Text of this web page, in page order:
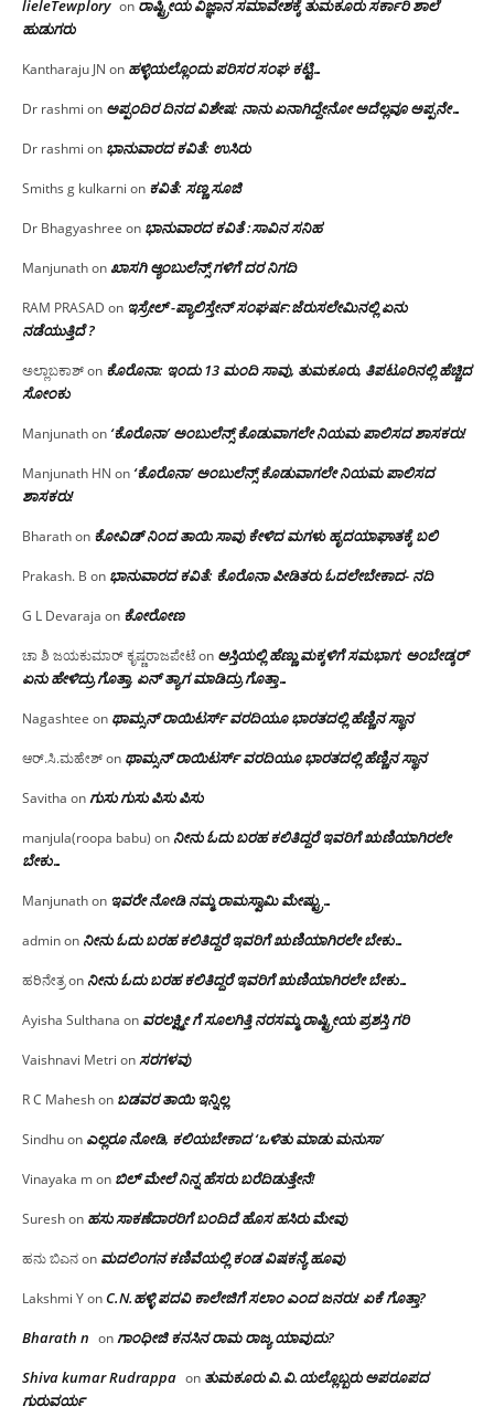
lieleTewplory on ರಾಷ್ಟ್ರೀಯ ವಿಜ್ಞಾನ ಸಮಾವೇಶಕ್ಕೆ‌ ತುಮಕೂರು ಸರ್ಕಾರಿ ಶಾಲೆ
ಹುಡುಗರು
Kantharaju JN on ಹಳ್ಳಿಯಲ್ಲೊಂದು ಪರಿಸರ ಸಂಘ ಕಟ್ಟಿ…
Dr rashmi on ಅಪ್ಪಂದಿರ ದಿನದ ವಿಶೇಷ: ನಾನು ಏನಾಗಿದ್ದೇನೋ‌ ಅದೆಲ್ಲವೂ ಅಪ್ಪನೇ…
Dr rashmi on ಭಾನುವಾರದ ಕವಿತೆ: ಉಸಿರು
Smiths g kulkarni on ಕವಿತೆ: ಸಣ್ಣ ಸೂಜಿ
Dr Bhagyashree on ಭಾನುವಾರದ ಕವಿತೆ :ಸಾವಿನ ಸನಿಹ
Manjunathonಖಾಸಗಿ ಆ್ಯಂಬುಲೆನ್ಸ್ ಗಳಿಗೆ ದರ ನಿಗದಿ
RAM PRASAD on ಇಸ್ರೇಲ್ -ಪ್ಯಾಲಿಸ್ತೇನ್ ಸಂಘರ್ಷ:ಜೆರುಸಲೇಮಿನಲ್ಲಿ ಏನು
ನಡೆಯುತ್ತಿದೆ ?
ಅಲ್ಲಾಬಕಾಶ್on ಕೊರೊನಾ: ಇಂದು 13 ಮಂದಿ ಸಾವು, ತುಮಕೂರು, ತಿಪಟೂರಿನಲ್ಲಿ ಹೆಚ್ಚಿದ
ಸೋಂಕು
Manjunathon ‘ಕೊರೊನಾ’ ಅಂಬುಲೆನ್ಸ್ ಕೊಡುವಾಗಲೇ ನಿಯಮ ಪಾಲಿಸದ ಶಾಸಕರು!
Manjunath HN on ‘ಕೊರೊನಾ’ ಅಂಬುಲೆನ್ಸ್ ಕೊಡುವಾಗಲೇ ನಿಯಮ ಪಾಲಿಸದ
ಶಾಸಕರು!
Bharathon ಕೋವಿಡ್ ನಿಂದ ತಾಯಿ ಸಾವು ಕೇಳಿದ ಮಗಳು ಹೃದಯಾಘಾತಕ್ಕೆ ಬಲಿ
Prakash. B on ಭಾನುವಾರದ ಕವಿತೆ: ಕೊರೊನಾ ಪೀಡಿತರು ಓದಲೇಬೇಕಾದ- ನದಿ
G L Devaraja on ಕೋರೋಣ
ಚಾ ಶಿ ಜಯಕುಮಾರ್ ಕೃಷ್ಣರಾಜಪೇಟೆon ಆಸ್ತಿಯಲ್ಲಿ ಹೆಣ್ಣು ಮಕ್ಕಳಿಗೆ ಸಮಭಾಗ; ಅಂಬೇಡ್ಕರ್
ಏನು ಹೇಳಿದ್ರು ಗೊತ್ತಾ, ಏನ್ ತ್ಯಾಗ ಮಾಡಿದ್ರು ಗೊತ್ತಾ…
Nagashtee on ಥಾಮ್ಸನ್ ರಾಯಿಟರ್ಸ್ ವರದಿಯೂ ಭಾರತದಲ್ಲಿ ಹೆಣ್ಣಿನ ಸ್ಥಾನ‌
ಆರ್.ಸಿ.ಮಹೇಶ್on ಥಾಮ್ಸನ್ ರಾಯಿಟರ್ಸ್ ವರದಿಯೂ ಭಾರತದಲ್ಲಿ ಹೆಣ್ಣಿನ ಸ್ಥಾನ‌
Savitha onಗುಸು ಗುಸು ಪಿಸು ಪಿಸು
manjula(roopa babu) on ನೀನು ಓದು ಬರಹ ಕಲಿತಿದ್ದರೆ ಇವರಿಗೆ ಋಣಿಯಾಗಿರಲೇ
ಬೇಕು…
Manjunathon ಇವರೇ‌ ನೋಡಿ‌ ನಮ್ಮ‌ ರಾಮಸ್ವಾಮಿ ಮೇಷ್ಟ್ರು…
adminon ನೀನು ಓದು ಬರಹ ಕಲಿತಿದ್ದರೆ ಇವರಿಗೆ ಋಣಿಯಾಗಿರಲೇ ಬೇಕು…
ಹರಿನೇತ್ರon ನೀನು ಓದು ಬರಹ ಕಲಿತಿದ್ದರೆ ಇವರಿಗೆ ಋಣಿಯಾಗಿರಲೇ ಬೇಕು…
Ayisha Sulthana on ವರಲಕ್ಷ್ಮೀ ಗೆ ಸೂಲಗಿತ್ತಿ ನರಸಮ್ಮ‌ ರಾಷ್ಟ್ರೀಯ ಪ್ರಶಸ್ತಿ ಗರಿ
Vaishnavi Metri onಸರಗಳವು
R C Maheshon ಬಡವರ ತಾಯಿ ಇನ್ನಿಲ್ಲ
Sindhuon ಎಲ್ಲರೂ ನೋಡಿ, ಕಲಿಯಬೇಕಾದ ‘ಒಳಿತು ಮಾಡು ಮನುಸಾ’
Vinayaka mon ಬಿಲ್ ಮೇಲೆ ನಿನ್ನ ಹೆಸರು ಬರೆದಿಡುತ್ತೇನೆ!
Sureshon ಹಸು ಸಾಕಣೆದಾರರಿಗೆ ಬಂದಿದೆ ಹೊಸ ಹಸಿರು ಮೇವು
ಹನು ಬಿಎನon ಮದಲಿಂಗನ ಕಣಿವೆಯಲ್ಲಿ ಕಂಡ ವಿಷಕನ್ಯೆ ಹೂವು
Lakshmi YonC.N.ಹಳ್ಳಿ ಪದವಿ ಕಾಲೇಜಿಗೆ ಸಲಾಂ‌ ಎಂದ ಜನರು! ಏಕೆ ಗೊತ್ತಾ?
Bharath n onಗಾಂಧೀಜಿ ಕನಸಿನ ರಾಮ ರಾಜ್ಯ ಯಾವುದು?
Shiva kumar Rudrappa on ತುಮಕೂರು‌ ವಿ.ವಿ.ಯಲ್ಲೊಬ್ಬರು ಅಪರೂಪದ
ಗುರುವರ್ಯ